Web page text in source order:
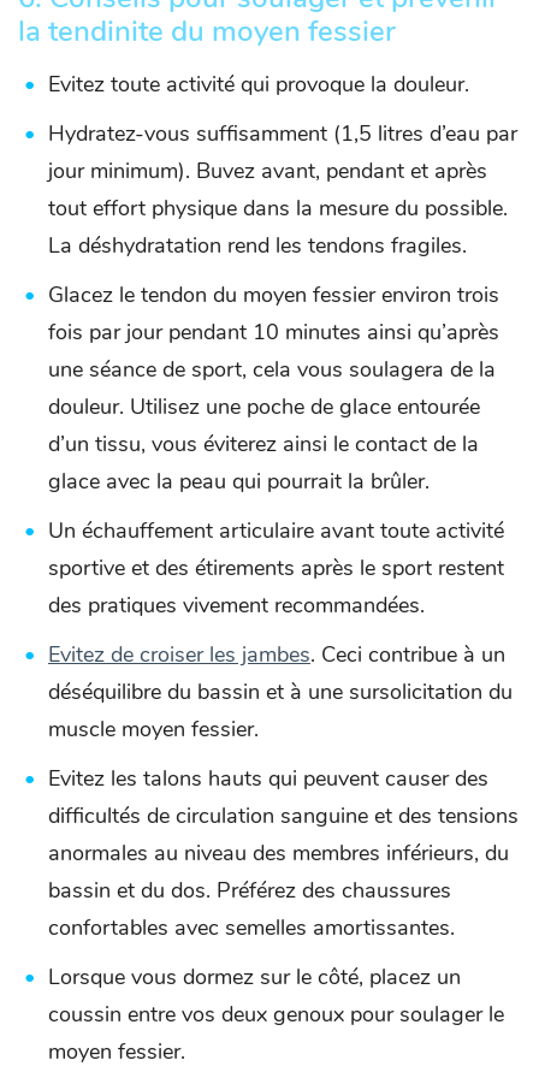
la tendinite du moyen fessier
Evitez toute activité qui provoque la douleur.
Hydratez-vous suffisamment (1,5 litres d’eau par
jour minimum). Buvez avant, pendant et après
tout effort physique dans la mesure du possible.
La déshydratation rend les tendons fragiles.
Glacez le tendon du moyen fessier environ trois
fois par jour pendant 10 minutes ainsi qu’après
une séance de sport, cela vous soulagera de la
douleur. Utilisez une poche de glace entourée
d’un tissu, vous éviterez ainsi le contact de la
glace avec la peau qui pourrait la brûler.
Un échauffement articulaire avant toute activité
sportive et des étirements après le sport restent
des pratiques vivement recommandées.
Evitez de croiser les jambes. Ceci contribue à un
déséquilibre du bassin et à une sursolicitation du
muscle moyen fessier.
Evitez les talons hauts qui peuvent causer des
difficultés de circulation sanguine et des tensions
anormales au niveau des membres inférieurs, du
bassin et du dos. Préférez des chaussures
confortables avec semelles amortissantes.
Lorsque vous dormez sur le côté, placez un
coussin entre vos deux genoux pour soulager le
moyen fessier.